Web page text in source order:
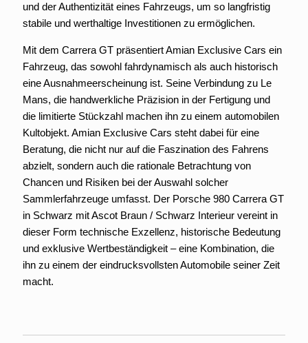
und der Authentizität eines Fahrzeugs, um so langfristig
stabile und werthaltige Investitionen zu ermöglichen.
Mit dem Carrera GT präsentiert Amian Exclusive Cars ein
Fahrzeug, das sowohl fahrdynamisch als auch historisch
eine Ausnahmeerscheinung ist. Seine Verbindung zu Le
Mans, die handwerkliche Präzision in der Fertigung und
die limitierte Stückzahl machen ihn zu einem automobilen
Kultobjekt. Amian Exclusive Cars steht dabei für eine
Beratung, die nicht nur auf die Faszination des Fahrens
abzielt, sondern auch die rationale Betrachtung von
Chancen und Risiken bei der Auswahl solcher
Sammlerfahrzeuge umfasst. Der Porsche 980 Carrera GT
in Schwarz mit Ascot Braun / Schwarz Interieur vereint in
dieser Form technische Exzellenz, historische Bedeutung
und exklusive Wertbeständigkeit – eine Kombination, die
ihn zu einem der eindrucksvollsten Automobile seiner Zeit
macht.